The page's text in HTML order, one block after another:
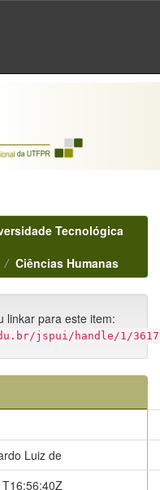
Tecnológica
Ciências Humanas
linkar para este item:
jspui/handle/1/
Luiz de